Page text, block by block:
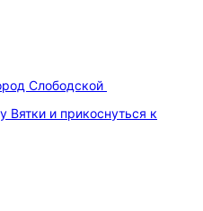
Слободской
Вятки и прикоснуться к